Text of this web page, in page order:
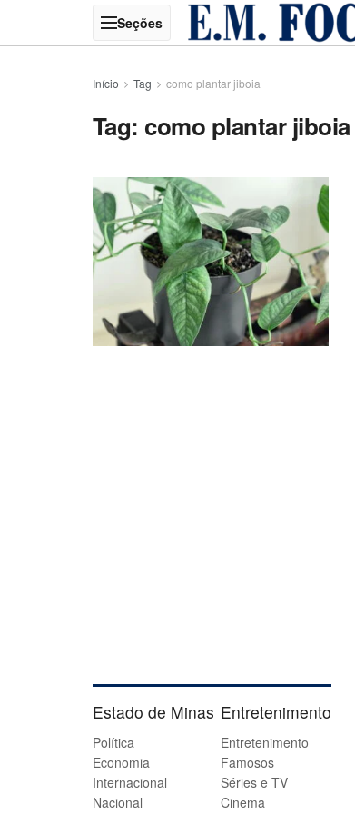
Início Tag como plantar jiboia
Tag: como plantar jiboia
Estado de Minas
Política
Economia
Internacional
Nacional
Entretenimento
Entretenimento
Famosos
Séries e TV
Cinema